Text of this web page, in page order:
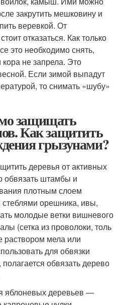
закрутить мешковину и
веревкой. От
отказаться. Как только
это необходимо снять,
не запрела. Это
Если зимой выпадут
то снимать «шубу»
защищать
Как защитить
грызунами?
деревья от активных
обвязать штамбы и
плотным слоем
орешника, ивы,
молодые ветки вишневого
(сетка из проволоки, толь
раствором мела или
для обвязки
обвязать дерево
яблоневых деревьев —